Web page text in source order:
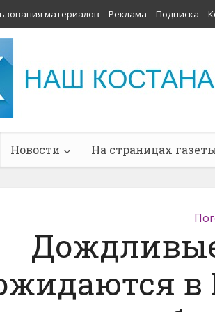
материалов Реклама Подписка
Новости На страницах
в